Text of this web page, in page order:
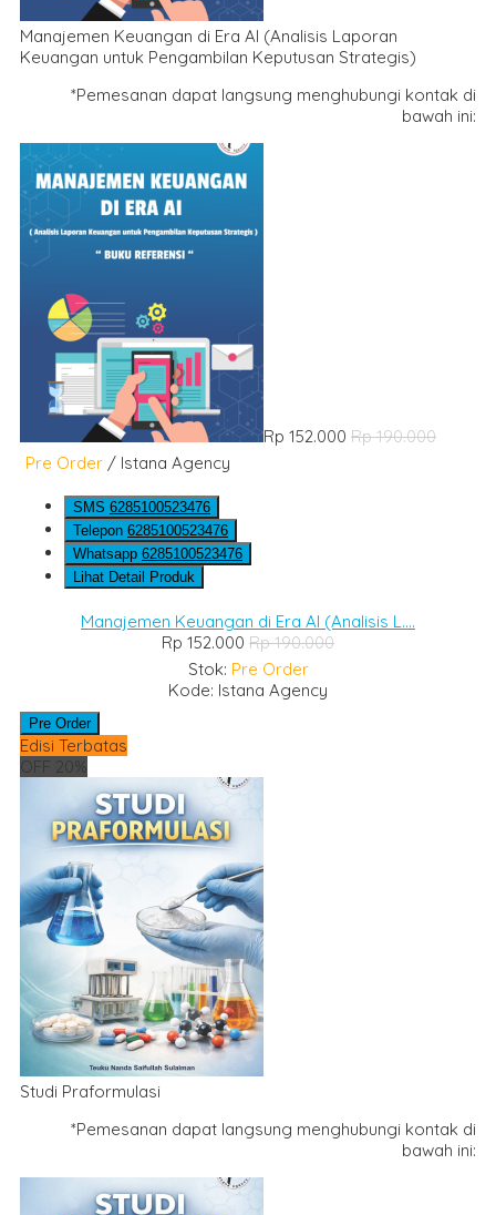
Manajemen Keuangan di Era AI (Analisis Laporan
Keuangan untuk Pengambilan Keputusan Strategis)
*Pemesanan dapat langsung menghubungi kontak di
bawah ini:
Rp 152.000 Rp 190.000
Pre Order / Istana Agency
SMS 6285100523476
Telepon 6285100523476
Whatsapp 6285100523476
Lihat Detail Produk
Manajemen Keuangan di Era AI (Analisis L....
Rp 152.000 Rp 190.000
Stok: Pre Order
Kode: Istana Agency
Pre Order
Edisi Terbatas
OFF 20%
Studi Praformulasi
*Pemesanan dapat langsung menghubungi kontak di
bawah ini: